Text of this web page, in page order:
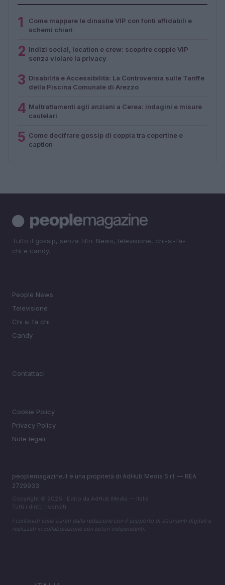
1
Come mappare le dinastie VIP con fonti affidabili e
schemi chiari
2 Indizi social, location e crew: scoprire coppie VIP
senza violare la privacy
3 Disabilità e Accessibilità: La Controversia sulle Tariffe
della Piscina Comunale di Arezzo
4 Maltrattamenti agli anziani a Cerea: indagini e misure
cautelari
5 Come decifrare gossip di coppia tra copertine e
caption
Tutto il gossip, senza filtri. News, televisione, chi-si-fa-
chi e candy.
People News
Televisione
Chi si fa chi
Candy
Contattaci
Cookie Policy
Privacy Policy
Note legali
peoplemagazine.it è una proprietà di AdHub Media S.r.l. — REA
2729933
Copyright © 2026 · Edito da AdHub Media — Italia
Tutti i diritti riservati
I contenuti sono curati dalla redazione con il supporto di strumenti digitali e
realizzati in collaborazione con autori indipendenti.